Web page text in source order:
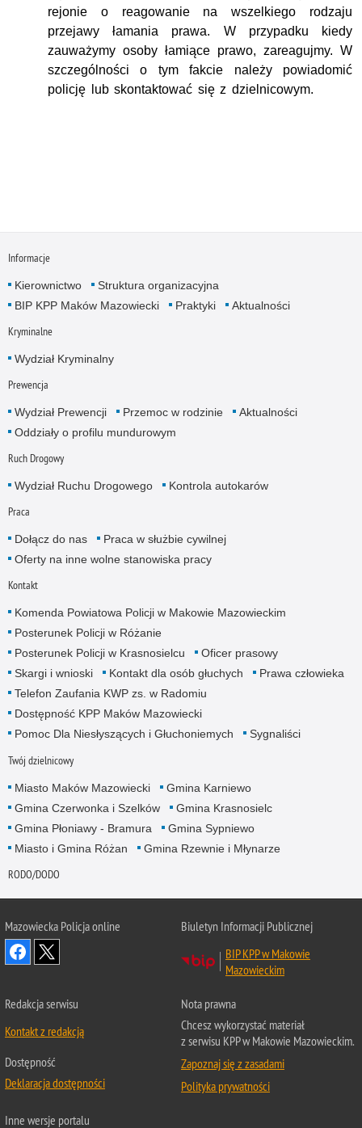
rejonie o reagowanie na wszelkiego rodzaju
przejawy łamania prawa. W przypadku kiedy
zauważymy osoby łamiące prawo, zareagujmy. W
szczególności o tym fakcie należy powiadomić
policję lub skontaktować się z dzielnicowym.
Informacje
Kierownictwo
Struktura organizacyjna
BIP KPP Maków Mazowiecki
Praktyki Aktualności
Kryminalne
Wydział Kryminalny
Prewencja
Wydział Prewencji Przemoc w rodzinie
Aktualności
Oddziały o profilu mundurowym
Ruch Drogowy
Wydział Ruchu Drogowego Kontrola autokarów
Praca
Dołącz do nas
Praca w służbie cywilnej
Oferty na inne wolne stanowiska pracy
Kontakt
Komenda Powiatowa Policji w Makowie Mazowieckim
Posterunek Policji w Różanie
Posterunek Policji w Krasnosielcu
Oficer prasowy
Skargi i wnioski
Kontakt dla osób głuchych
Prawa człowieka
Telefon Zaufania KWP zs. w Radomiu
Dostępność KPP Maków Mazowiecki
Pomoc Dla Niesłyszących i Głuchoniemych
Sygnaliści
Twój dzielnicowy
Miasto Maków Mazowiecki
Gmina Karniewo
Gmina Czerwonka i Szelków
Gmina Krasnosielc
Gmina Płoniawy - Bramura
Gmina Sypniewo
Miasto i Gmina Różan
Gmina Rzewnie i Młynarze
RODO/DODO
Mazowiecka Policja online
Biuletyn Informacji Publicznej
BIP KPP w Makowie
Mazowieckim
Redakcja serwisu
Kontakt z redakcją
Dostępność
Deklaracja dostępności
Nota prawna
Chcesz wykorzystać materiał
z serwisu KPP w Makowie Mazowieckim.
Zapoznaj się z zasadami
Polityka prywatności
Inne wersje portalu